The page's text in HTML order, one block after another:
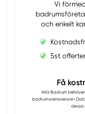
Vi
och enkelt
5st
Få
Alla Badrum
badrumsrenoverare i
dessa